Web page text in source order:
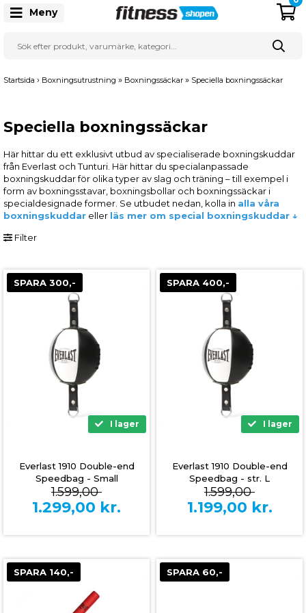
Meny
Startsida › Boxningsutrustning » Boxningssäckar » Speciella boxningssäckar
Speciella boxningssäckar
Här hittar du ett exklusivt utbud av specialiserade boxningskuddar
från Everlast och Tunturi. Här hittar du specialanpassade
boxningskuddar för olika typer av slag och träning – till exempel i
form av boxningsstavar, boxningsbollar och boxningssäckar i
specialdesignade former. Se utbudet nedan, kolla in alla våra
boxningskuddar eller läs mer om special boxningskuddar ↓
Filter
SPARA 300,-
I lager
Everlast 1910 Double-end
Speedbag - Small
1.599,00
1.299,00 kr.
SPARA 400,-
I lager
Everlast 1910 Double-end
Speedbag - str. L
1.599,00
1.199,00 kr.
SPARA 140,- SPARA 60,-